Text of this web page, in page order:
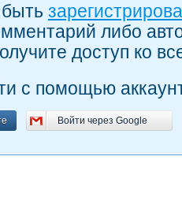
либо
доступ ко
с помощью
Войти через Google
Войти через Google